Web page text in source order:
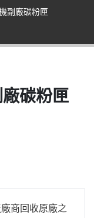
副廠碳粉匣
碳粉匣
商回收原廠之